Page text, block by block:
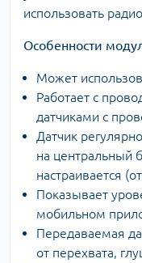
использовать
Особенности
Может
Работает с
датчиками с
Датчик
на центральный
настраивается
Показывает
мобильном
Передаваемая
от перехвата,